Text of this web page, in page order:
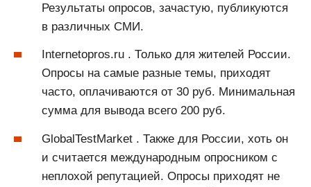
Результаты опросов, зачастую, публикуются
в различных СМИ.
Internetopros.ru . Только для жителей России.
Опросы на самые разные темы, приходят
часто, оплачиваются от 30 руб. Минимальная
сумма для вывода всего 200 руб.
GlobalTestMarket . Также для России, хоть он
и считается международным опросником с
неплохой репутацией. Опросы приходят не